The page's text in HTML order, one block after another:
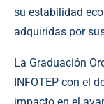
su estabilidad
adquiridas por
La Graduación
INFOTEP con el